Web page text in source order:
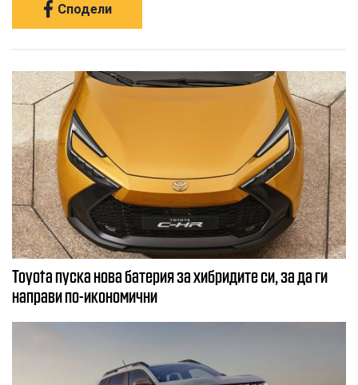
Сподели
Toyota пуска нова батерия за хибридите си, за да ги
направи по-икономични